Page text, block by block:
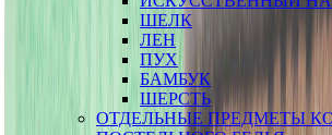
ШЕЛК
ЛЕН
ПУХ
БАМБУК
ШЕРСТЬ
ОТДЕЛЬНЫЕ ПРЕДМЕТЫ